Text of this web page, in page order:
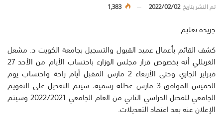
تم النشر بتاريخ2022/02/02
1,383
جريدة تعليم
كشف القائم بأعمال عميد القبول والتسجيل بجامعة الكويت د. مشعل
الغربللي أنه بخصوص قرار مجلس الوزارء باحتساب الأيام من الأحد 27
فبراير الجاري وحتى الأربعاء 2 مارس المقبل أيام راحة واحتساب يوم
الخميس الموافق 3 مارس عطلة رسمية، سيتم التعديل على التقويم
الجامعي للفصل الدراسي الثاني من العام الجامعي 2022/2021 وسيتم
الإعلان عنه بعد اعتماد التعديلات.